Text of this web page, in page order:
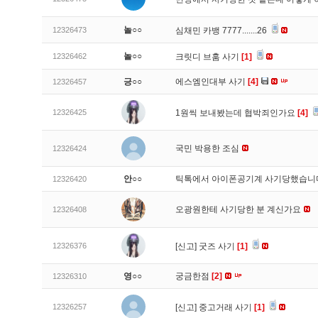
12326473 놀○○ 심채민 카뱅 7777.......26
12326462 놀○○ 크릿디 브훔 사기 [1]
12326457 긍○○ 에스엠인대부 사기 [4]
12326425 1원씩 보내봤는데 협박죄인가요 [4]
12326424 국민 박용한 조심
12326420 안○○ 틱톡에서 아이폰공기계 사기당했습
12326408 오광원한테 사기당한 분 계신가요
12326376 [신고] 굿즈 사기 [1]
12326310 영○○ 궁금한점 [2]
12326257 [신고] 중고거래 사기 [1]